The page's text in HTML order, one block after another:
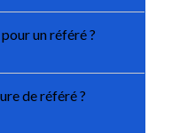
un référé ?
de référé ?